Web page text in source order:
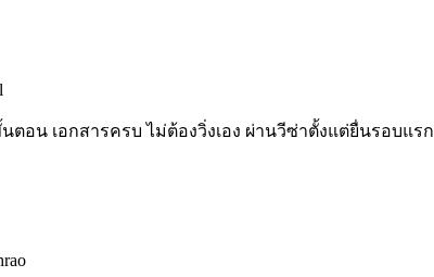
ตอน เอกสารครบ ไม่ต้องวิ่งเอง ผ่านวีซ่าตั้งแต่ยื่นรอบแรก